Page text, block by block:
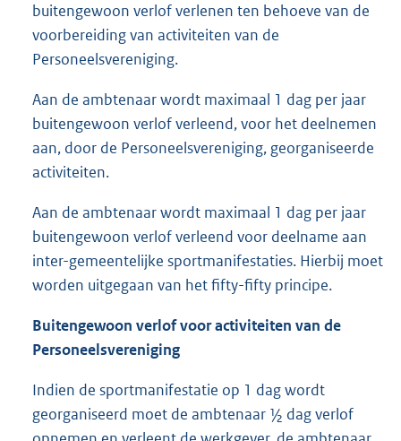
buitengewoon verlof verlenen ten behoeve van de
voorbereiding van activiteiten van de
Personeelsvereniging.
Aan de ambtenaar wordt maximaal 1 dag per jaar
buitengewoon verlof verleend, voor het deelnemen
aan, door de Personeelsvereniging, georganiseerde
activiteiten.
Aan de ambtenaar wordt maximaal 1 dag per jaar
buitengewoon verlof verleend voor deelname aan
inter-gemeentelijke sportmanifestaties. Hierbij moet
worden uitgegaan van het fifty-fifty principe.
Buitengewoon verlof voor activiteiten van de
Personeelsvereniging
Indien de sportmanifestatie op 1 dag wordt
georganiseerd moet de ambtenaar ½ dag verlof